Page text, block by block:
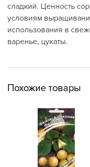
сладкий. Ценность
условиям
использования в
варенье, цукаты.
Похожие товары